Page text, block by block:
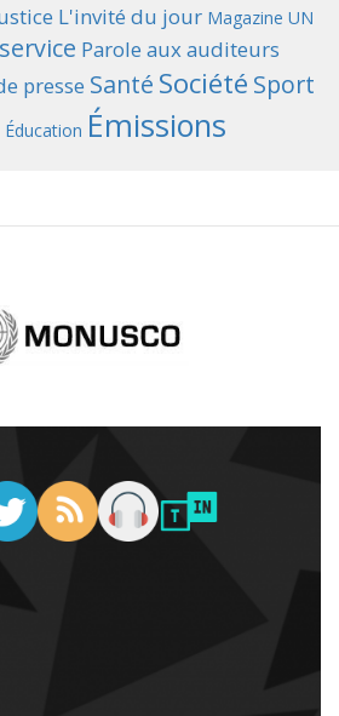
L'invité du jour Magazine UN
Parole aux auditeurs
presse Santé Société Sport
Éducation Émissions